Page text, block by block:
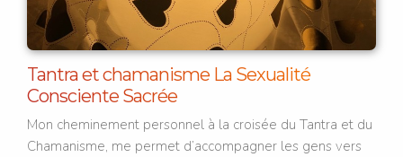
Tantra et chamanisme La Sexualité
Consciente Sacrée
Mon cheminement personnel à la croisée du Tantra et du
Chamanisme, me permet d’accompagner les gens vers